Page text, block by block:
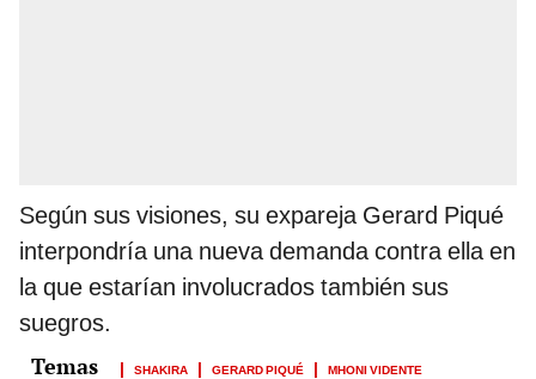
Según sus visiones, su expareja Gerard Piqué
interpondría una nueva demanda contra ella en
la que estarían involucrados también sus
suegros.
SHAKIRA GERARD PIQUÉ MHONI VIDENTE